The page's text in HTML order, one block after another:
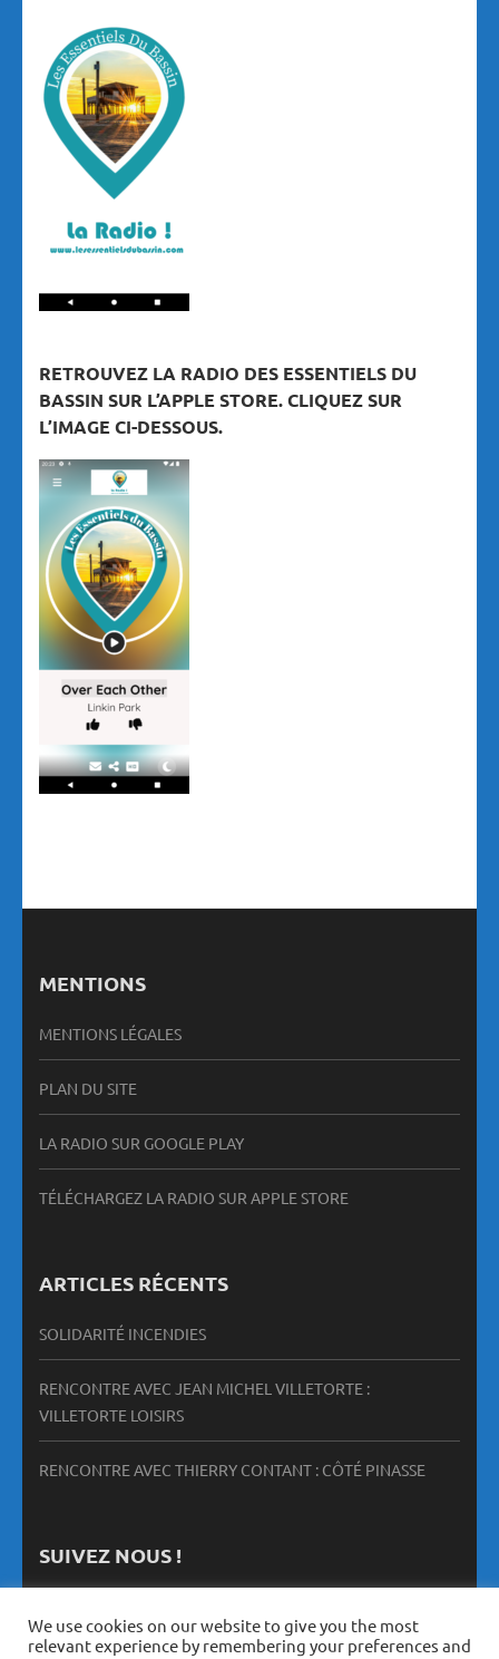
RETROUVEZ LA RADIO DES ESSENTIELS DU
BASSIN SUR L’APPLE STORE. CLIQUEZ SUR
L’IMAGE CI-DESSOUS.
MENTIONS
MENTIONS LÉGALES
PLAN DU SITE
LA RADIO SUR GOOGLE PLAY
TÉLÉCHARGEZ LA RADIO SUR APPLE STORE
ARTICLES RÉCENTS
SOLIDARITÉ INCENDIES
RENCONTRE AVEC JEAN MICHEL VILLETORTE :
VILLETORTE LOISIRS
RENCONTRE AVEC THIERRY CONTANT : CÔTÉ PINASSE
SUIVEZ NOUS !
We use cookies on our website to give you the most
relevant experience by remembering your preferences and